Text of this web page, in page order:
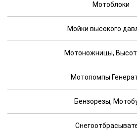
Мотоблоки
Мойки высокого
Мотоножницы,
Мотопомпы
Бензорезы,